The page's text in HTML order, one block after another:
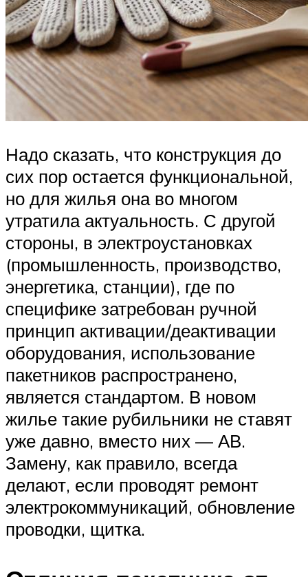
Надо сказать, что конструкция до
сих пор остается функциональной,
но для жилья она во многом
утратила актуальность. С другой
стороны, в электроустановках
(промышленность, производство,
энергетика, станции), где по
специфике затребован ручной
принцип активации/деактивации
оборудования, использование
пакетников распространено,
является стандартом. В новом
жилье такие рубильники не ставят
уже давно, вместо них — АВ.
Замену, как правило, всегда
делают, если проводят ремонт
электрокоммуникаций, обновление
проводки, щитка.